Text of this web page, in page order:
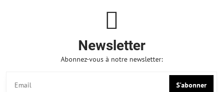
Newsletter
Abonnez-vous à notre newsletter:
S'abonner